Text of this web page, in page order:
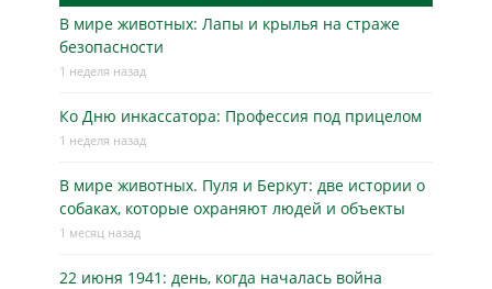
В мире животных: Лапы и крылья на страже
безопасности
1 неделя назад
Ко Дню инкассатора: Профессия под прицелом
1 неделя назад
В мире животных. Пуля и Беркут: две истории о
собаках, которые охраняют людей и объекты
1 месяц назад
22 июня 1941: день, когда началась война